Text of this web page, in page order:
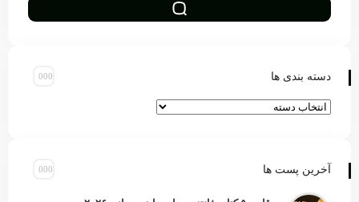
دسته بندی ها
آخرین پست ها